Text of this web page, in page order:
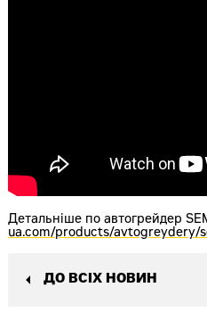
Детальніше по автогрейдер
ua.com/products/avtogreydery/
ДО ВСІХ НОВИН